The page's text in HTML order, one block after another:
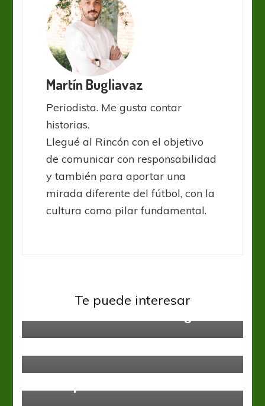
Martín Bugliavaz
Periodista. Me gusta contar
historias.
Llegué al Rincón con el objetivo
de comunicar con responsabilidad
y también para aportar una
mirada diferente del fútbol, con la
cultura como pilar fundamental.
Te puede interesar
Sin categoría